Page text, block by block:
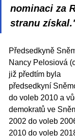
nominaci za
stranu
Předsedkyně
Nancy Pelosiová
již předtím byla
předsedkyní
do voleb 2010 a
demokratů ve
2002 do voleb
2010 do voleb